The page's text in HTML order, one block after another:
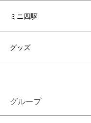
ミニ四駆
グッズ
グループ